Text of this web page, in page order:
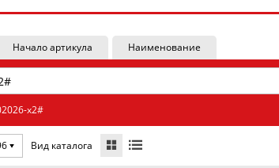
Начало артикула Наименование
x2#
Вид каталога